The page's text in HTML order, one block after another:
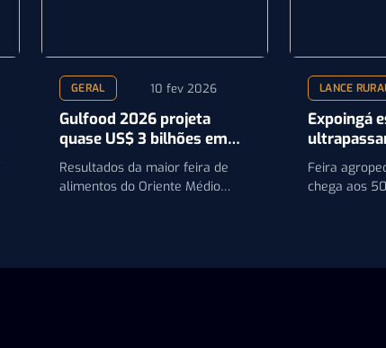
GERAL 10 fev 2026
Gulfood 2026 projeta
quase US$ 3 bilhões em
negócios para a carne
bovina brasileira
Resultados da maior feira de
alimentos do Oriente Médio
LANCE
Expoingá
negócios
Feira
chega aos